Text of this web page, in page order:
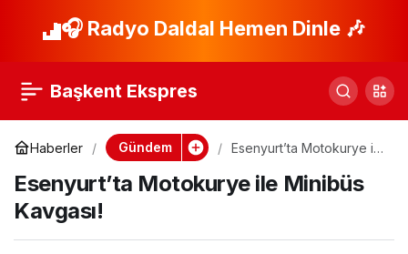
🎧 Radyo Daldal Hemen Dinle 🎶
Başkent Ekspres
Haberler Gündem
Esenyurt’ta Motokurye ile
Esenyurt’ta Motokurye ile Minibüs
Kavgası!
Erdoğan’dan Avrupa
Mesajı
Paylaş